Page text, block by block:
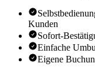
Kunden
Sofort-
Einfache
Eigene